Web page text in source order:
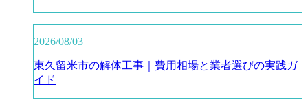
2026/08/03
東久留米市の解体工事｜費用相場と業者選びの実践ガ
イド